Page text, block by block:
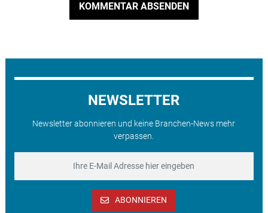
KOMMENTAR ABSENDEN
NEWSLETTER
Newsletter abonnieren und keine Branchen-News mehr
verpassen.
ABONNIEREN